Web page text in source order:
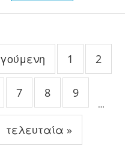
1 2
7 8 9
…
τελευταία »